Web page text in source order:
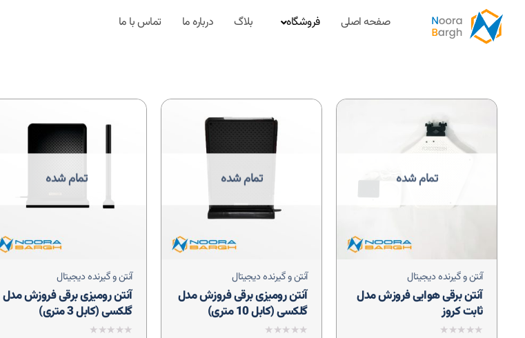
صفحه اصلی فروشگاه بلاگ درباره ما تماس با ما
تمام شده
آنتن و گیرنده دیجیتال
آنتن برقی هوایی فروزش مدل
ثابت کروز
تمام شده
آنتن و گیرنده دیجیتال
آنتن رومیزی برقی فروزش مدل
گلکسی (کابل 10 متری)
تمام شده
آنتن و گیرنده دیجیتال
آنتن رومیزی برقی فروزش مدل
گلکسی (کابل 3 متری)